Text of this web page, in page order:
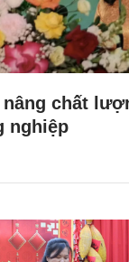
nâng chất
nghiệp